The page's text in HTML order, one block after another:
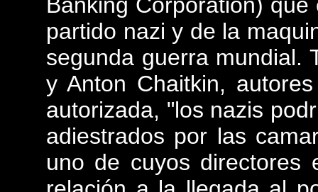
partido nazi y de la
segunda guerra mundial.
y Anton Chaitkin,
autorizada, "los nazis
adiestrados por las
uno de cuyos directores